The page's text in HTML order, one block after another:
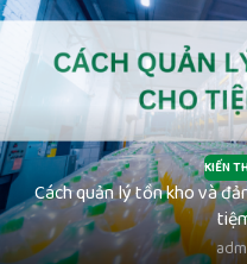
KIẾN
Cách quản lý tồn kho và